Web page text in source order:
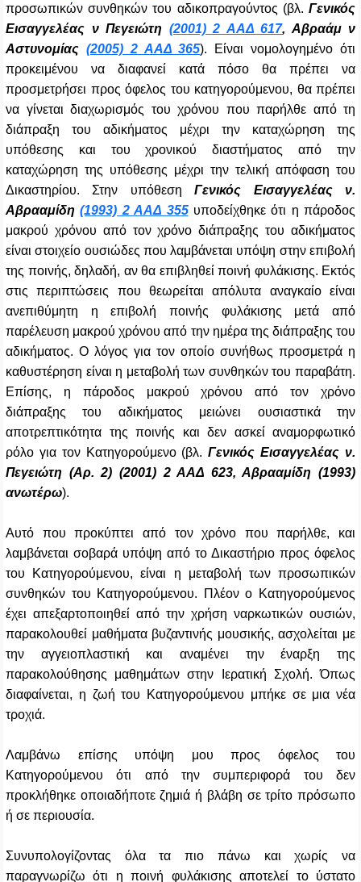
προσωπικών συνθηκών του αδικοπραγούντος (βλ. Γενικός
Εισαγγελέας ν Πεγειώτη (2001) 2 ΑΑΔ 617, Αβραάμ ν
Αστυνομίας (2005) 2 ΑΑΔ 365). Είναι νομολογημένο ότι
προκειμένου να διαφανεί κατά πόσο θα πρέπει να
προσμετρήσει προς όφελος του κατηγορούμενου, θα πρέπει
να γίνεται διαχωρισμός του χρόνου που παρήλθε από τη
διάπραξη του αδικήματος μέχρι την καταχώρηση της
υπόθεσης και του χρονικού διαστήματος από την
καταχώρηση της υπόθεσης μέχρι την τελική απόφαση του
Δικαστηρίου. Στην υπόθεσηΓενικός Εισαγγελέας ν.
Αβρααμίδη(1993) 2 ΑΑΔ 355υποδείχθηκε ότι η πάροδος
μακρού χρόνου από τον χρόνο διάπραξης του αδικήματος
είναι στοιχείο ουσιώδες που λαμβάνεται υπόψη στην επιβολή
της ποινής, δηλαδή, αν θα επιβληθεί ποινή φυλάκισης. Εκτός
στις περιπτώσεις που θεωρείται απόλυτα αναγκαίο είναι
ανεπιθύμητη η επιβολή ποινής φυλάκισης μετά από
παρέλευση μακρού χρόνου από την ημέρα της διάπραξης του
αδικήματος. Ο λόγος για τον οποίο συνήθως προσμετρά η
καθυστέρηση είναι η μεταβολή των συνθηκών του παραβάτη.
Επίσης, η πάροδος μακρού χρόνου από τον χρόνο
διάπραξης του αδικήματος μειώνει ουσιαστικά την
αποτρεπτικότητα της ποινής και δεν ασκεί αναμορφωτικό
ρόλο για τον Κατηγορούμενο (βλ.Γενικός Εισαγγελέας ν.
Πεγειώτη (Αρ. 2) (2001) 2 ΑΑΔ 623, Αβρααμίδη (1993)
ανωτέρω).
Αυτό που προκύπτει από τον χρόνο που παρήλθε, και
λαμβάνεται σοβαρά υπόψη από το Δικαστήριο προς όφελος
του Κατηγορούμενου, είναι η μεταβολή των προσωπικών
συνθηκών του Κατηγορούμενου. Πλέον ο Κατηγορούμενος
έχει απεξαρτοποιηθεί από την χρήση ναρκωτικών ουσιών,
παρακολουθεί μαθήματα βυζαντινής μουσικής, ασχολείται με
την αγγειοπλαστική και αναμένει την έναρξη της
παρακολούθησης μαθημάτων στην Ιερατική Σχολή. Όπως
διαφαίνεται, η ζωή του Κατηγορούμενου μπήκε σε μια νέα
τροχιά.
Λαμβάνω επίσης υπόψη μου προς όφελος του
Κατηγορούμενου ότι από την συμπεριφορά του δεν
προκλήθηκε οποιαδήποτε ζημιά ή βλάβη σε τρίτο πρόσωπο
ή σε περιουσία.
Συνυπολογίζοντας όλα τα πιο πάνω και χωρίς να
παραγνωρίζω ότι η ποινή φυλάκισης αποτελεί το ύστατο